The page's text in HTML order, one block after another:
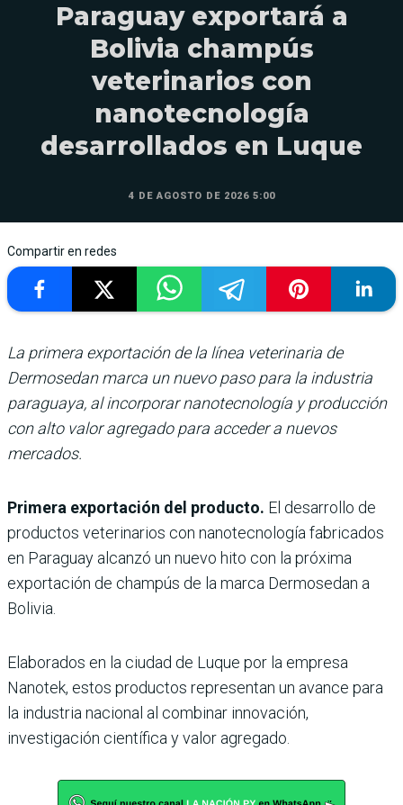
Paraguay exportará a
Bolivia champús
veterinarios con
nanotecnología
desarrollados en Luque
4 DE AGOSTO DE 2026 5:00
Compartir en redes
La primera exportación de la línea veterinaria de
Dermosedan marca un nuevo paso para la industria
paraguaya, al incorporar nanotecnología y producción
con alto valor agregado para acceder a nuevos
mercados.
Primera exportación del producto. El desarrollo de
productos veterinarios con nanotecnología fabricados
en Paraguay alcanzó un nuevo hito con la próxima
exportación de champús de la marca Dermosedan a
Bolivia.
Elaborados en la ciudad de Luque por la empresa
Nanotek, estos productos representan un avance para
la industria nacional al combinar innovación,
investigación científica y valor agregado.